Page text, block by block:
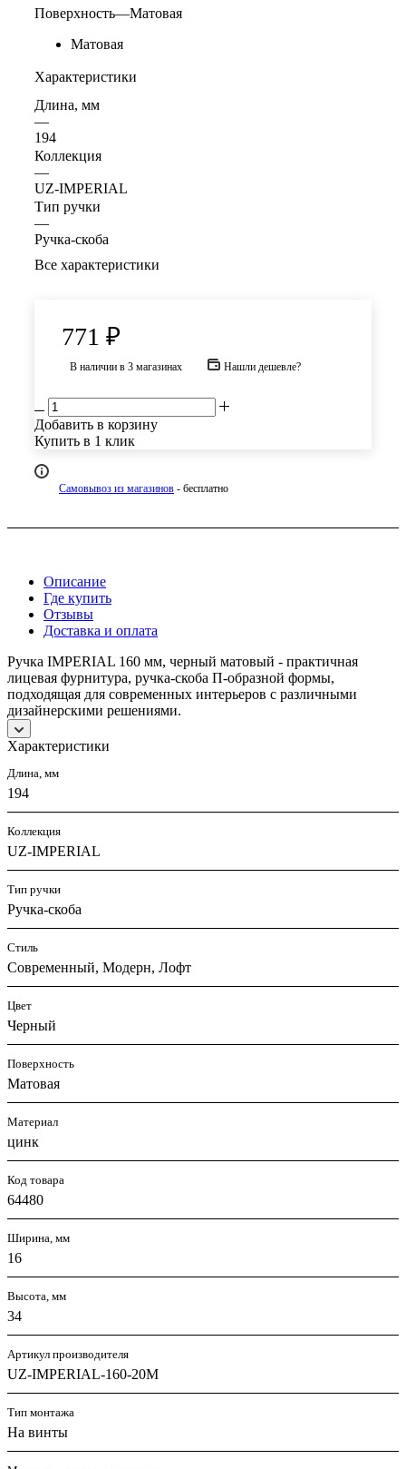
Поверхность—Матовая
Матовая
Характеристики
Длина, мм
—
194
Коллекция
—
UZ-IMPERIAL
Тип ручки
—
Ручка-скоба
Все характеристики
771 ₽
В наличии в 3 магазинах Нашли дешевле?
Добавить в корзину
Купить в 1 клик
Самовывоз из магазинов - бесплатно
Описание
Где купить
Отзывы
Доставка и оплата
Ручка IMPERIAL 160 мм, черный матовый - практичная
лицевая фурнитура, ручка-скоба П-образной формы,
подходящая для современных интерьеров с различными
дизайнерскими решениями.
Характеристики
Длина, мм
194
Коллекция
UZ-IMPERIAL
Тип ручки
Ручка-скоба
Стиль
Современный, Модерн, Лофт
Цвет
Черный
Поверхность
Матовая
Материал
цинк
Код товара
64480
Ширина, мм
16
Высота, мм
34
Артикул производителя
UZ-IMPERIAL-160-20M
Тип монтажа
На винты